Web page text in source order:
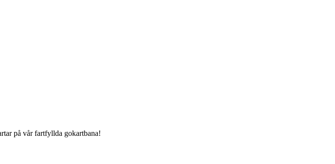
på vår fartfyllda gokartbana!